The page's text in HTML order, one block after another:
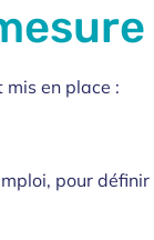
en place :
pour